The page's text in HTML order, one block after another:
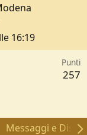
16:19
Punti
257
Messaggi e